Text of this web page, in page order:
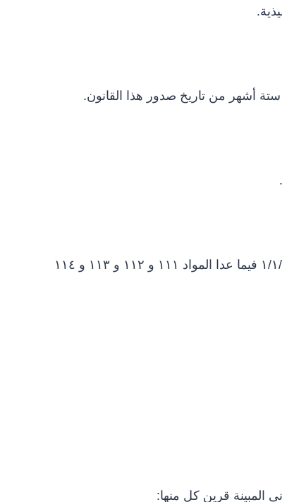
ستة أشهر من تاريخ صدور هذا القانون.
ينشر هذا القانون فى الجريدة الرسمية، ويعمل به إعتباراً من ۱/۱/۲۰۲۰ فيما عدا المواد ۱۱۱ و ۱۱۲ و ۱۱۳ و ۱۱٤
المبينة قرين كل منها: